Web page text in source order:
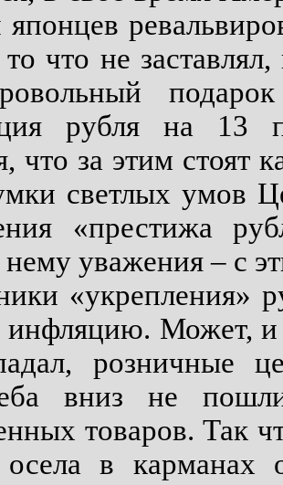
что не
рубля на 13
что за этим стоят
светлых умов
«престижа
уважения – с
«укрепления»
инфляцию. Может, и
розничные
вниз не
товаров. Так
в карманах